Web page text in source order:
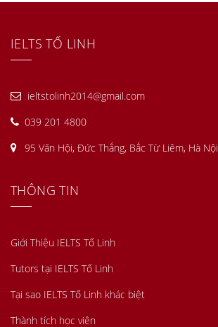
IELTS TỐ LINH
ieltstolinh2014@gmail.com
039 201 4800
95 Văn Hội, Đức Thắng, Bắc Từ Liêm, Hà Nội
THÔNG TIN
Giới Thiệu IELTS Tố Linh
Tutors tại IELTS Tố Linh
Tại sao IELTS Tố Linh khác biệt
Thành tích học viên